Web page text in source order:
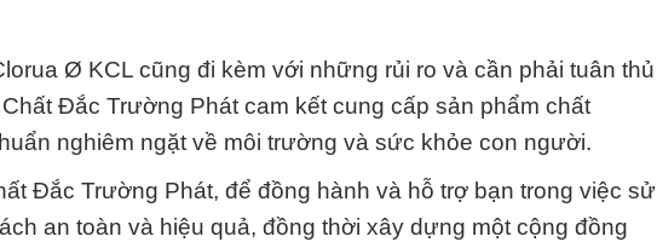
Ø KCL cũng đi kèm với những rủi ro và cần phải tuân thủ
Đắc Trường Phát cam kết cung cấp sản phẩm chất
nghiêm ngặt về môi trường và sức khỏe con người.
Đắc Trường Phát, để đồng hành và hỗ trợ bạn trong việc sử
an toàn và hiệu quả, đồng thời xây dựng một cộng đồng